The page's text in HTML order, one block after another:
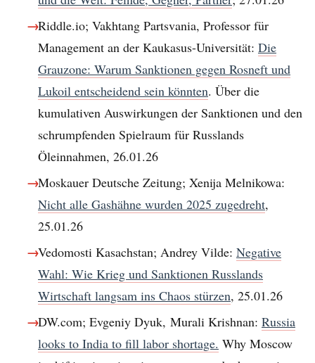
Riddle.io; Vakhtang Partsvania, Professor für
Management an der Kaukasus-Universität: Die
Grauzone: Warum Sanktionen gegen Rosneft und
Lukoil entscheidend sein könnten. Über die
kumulativen Auswirkungen der Sanktionen und den
schrumpfenden Spielraum für Russlands
Öleinnahmen, 26.01.26
Moskauer Deutsche Zeitung; Xenija Melnikowa:
Nicht alle Gashähne wurden 2025 zugedreht,
25.01.26
Vedomosti Kasachstan; Andrey Vilde: Negative
Wahl: Wie Krieg und Sanktionen Russlands
Wirtschaft langsam ins Chaos stürzen, 25.01.26
DW.com; Evgeniy Dyuk, Murali Krishnan: Russia
looks to India to fill labor shortage. Why Moscow